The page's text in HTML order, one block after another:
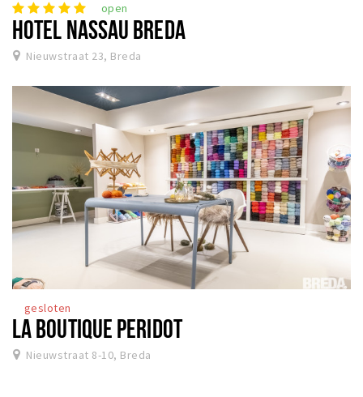
open
HOTEL NASSAU BREDA
Nieuwstraat 23, Breda
gesloten
LA BOUTIQUE PERIDOT
Nieuwstraat 8-10, Breda